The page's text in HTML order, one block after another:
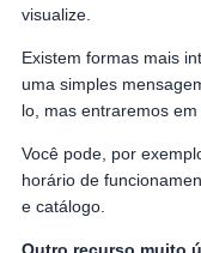
visualize.
Existem formas mais
uma simples
lo, mas entraremos
Você pode, por
horário de
e catálogo.